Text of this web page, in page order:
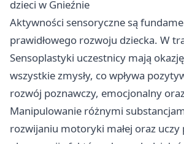
dzieci w Gnieźnie
Aktywności sensoryczne są
prawidłowego rozwoju dziecka. W
Sensoplastyki uczestnicy mają
wszystkie zmysły, co wpływa
rozwój poznawczy, emocjonalny
Manipulowanie różnymi
rozwijaniu motoryki małej oraz uczy